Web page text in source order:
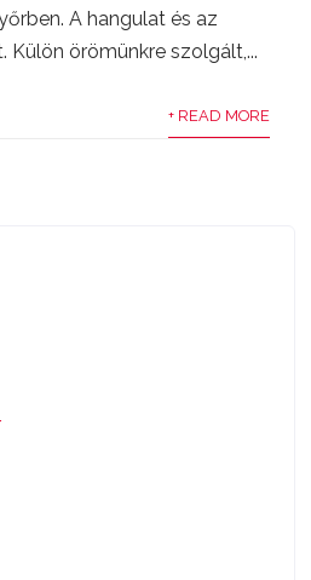
A hangulat és az
Külön örömünkre szolgált,...
+ READ MORE